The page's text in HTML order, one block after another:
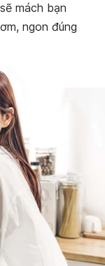
mách bạn
ngon đúng